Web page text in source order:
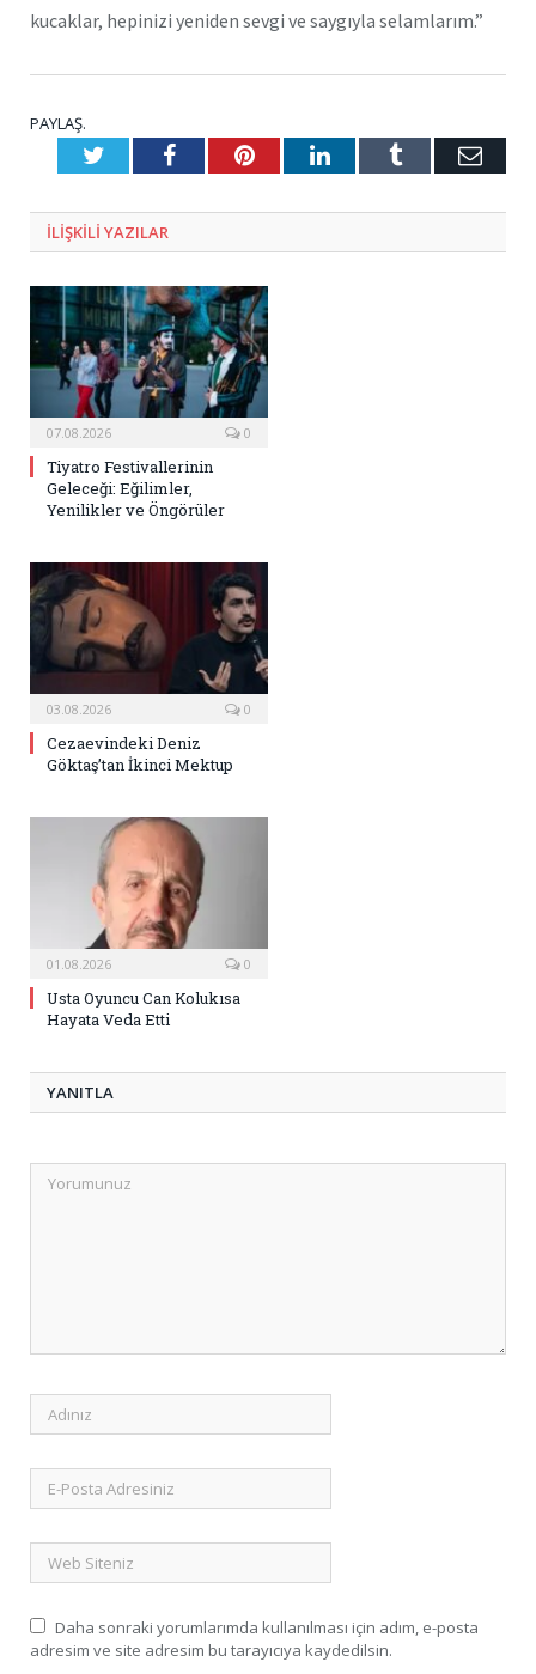
kucaklar, hepinizi yeniden sevgi ve saygıyla selamlarım.”
PAYLAŞ.
TwitterFacebookPinterestLinkedInTumblr E-
ILIŞKILI YAZILAR
07.08.2026 0
Tiyatro Festivallerinin
Geleceği: Eğilimler,
Yenilikler ve Öngörüler
03.08.2026 0
Cezaevindeki Deniz
Göktaş’tan İkinci Mektup
01.08.2026 0
Usta Oyuncu Can Kolukısa
Hayata Veda Etti
YANITLA
Daha sonraki yorumlarımda kullanılması için adım, e-posta
adresim ve site adresim bu tarayıcıya kaydedilsin.